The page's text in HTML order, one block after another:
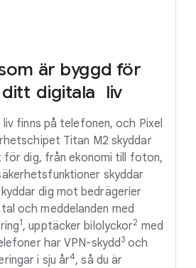
är byggd för
ditt digitala liv
finns på telefonen, och Pixel
Titan M2 skyddar
dig, från ekonomi till foton,
skyddar
dig mot bedrägerier
och meddelanden med
1, upptäcker bilolyckor2 med
har VPN-skydd3 och
i sju år4, så du är